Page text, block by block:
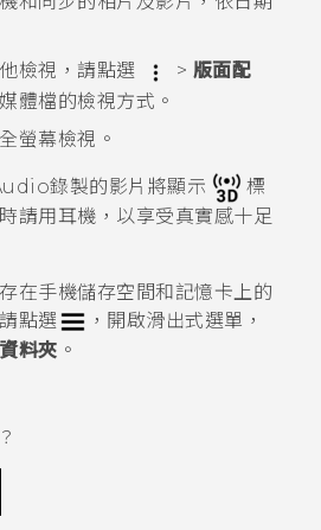
檢視，請點選
> 版面配
體檔的檢視方式。
螢幕檢視。
錄製的影片將顯示
標
請用耳機，以享受真實感十足
在手機儲存空間和記憶卡上的
點選
，開啟滑出式選單，
料夾 。